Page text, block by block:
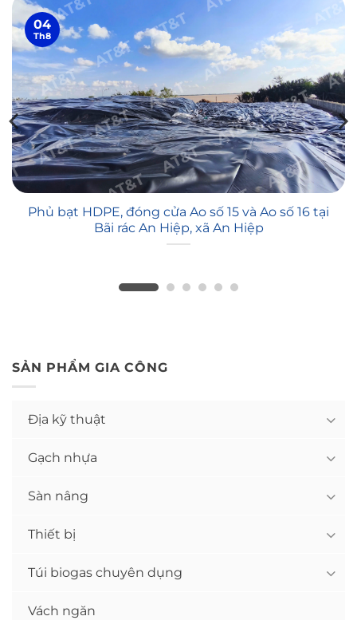
Phủ bạt HDPE, đóng cửa Ao số 15 và Ao số 16 tại
Bãi rác An Hiệp, xã An Hiệp
04
Th8
SẢN PHẨM GIA CÔNG
Địa kỹ thuật
Gạch nhựa
Sàn nâng
Thiết bị
Túi biogas chuyên dụng
Vách ngăn